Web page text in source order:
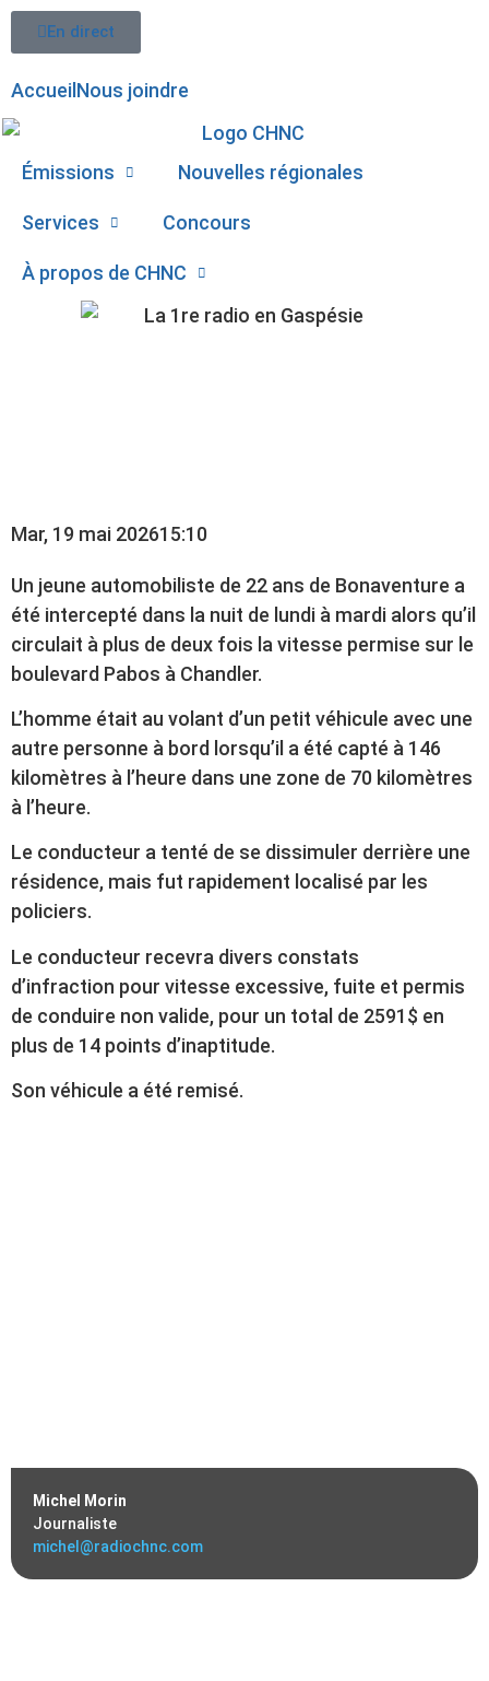
En direct
Accueil Nous joindre
Émissions Nouvelles régionales
Services Concours
À propos de CHNC
Michel Morin
Journaliste
michel@radiochnc.com
Mar, 19 mai 202615:10
Un jeune automobiliste de 22 ans de Bonaventure a
été intercepté dans la nuit de lundi à mardi alors qu’il
circulait à plus de deux fois la vitesse permise sur le
boulevard Pabos à Chandler.
L’homme était au volant d’un petit véhicule avec une
autre personne à bord lorsqu’il a été capté à 146
kilomètres à l’heure dans une zone de 70 kilomètres
à l’heure.
Le conducteur a tenté de se dissimuler derrière une
résidence, mais fut rapidement localisé par les
policiers.
Le conducteur recevra divers constats
d’infraction pour vitesse excessive, fuite et permis
de conduire non valide, pour un total de 2591$ en
plus de 14 points d’inaptitude.
Son véhicule a été remisé.